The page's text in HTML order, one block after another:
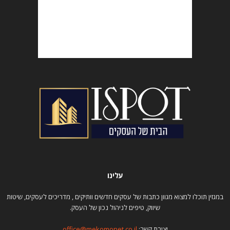
עלינו
במגזין תוכלו למצוא מגוון כתבות של עסקים חדשים וותיקים , מדריכים לעסקים, שיטות
שיווק, טיפים לניהול נכון של העסק.